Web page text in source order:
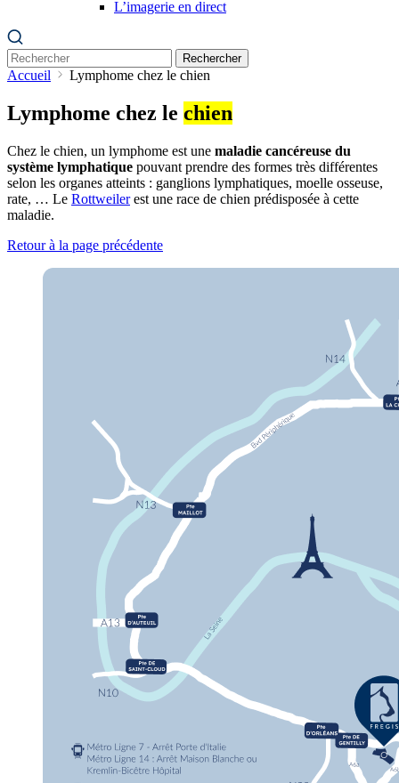
L’imagerie en direct
Rechercher
Accueil Lymphome chez le chien
Lymphome chez le chien
Chez le chien, un lymphome est une maladie cancéreuse du
système lymphatique pouvant prendre des formes très différentes
selon les organes atteints : ganglions lymphatiques, moelle osseuse,
rate, … Le Rottweilerest une race de chien prédisposée à cette
maladie.
Retour à la page précédente